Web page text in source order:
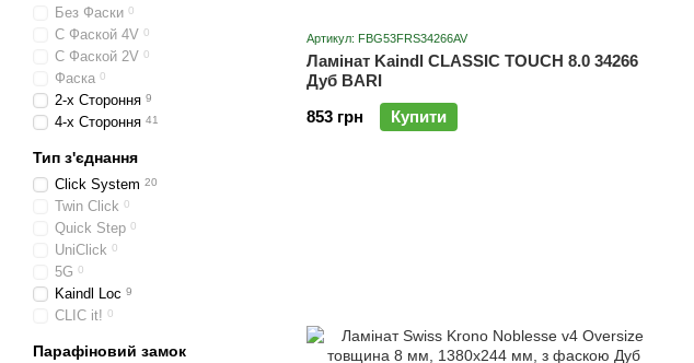
Артикул: FBG53FRS34266AV
Ламінат Kaindl CLASSIC TOUCH 8.0 34266
Дуб BARI
853 грн
Купити
Без Фаски 0
С Фаской 4V 0
С Фаской 2V 0
Фаска 0
2-х Стороння 9
4-х Стороння 41
Тип з'єднання
Click System 20
Twin Click 0
Quick Step 0
UniClick 0
5G 0
Kaindl Loc 9
CLIC it! 0
Парафіновий замок